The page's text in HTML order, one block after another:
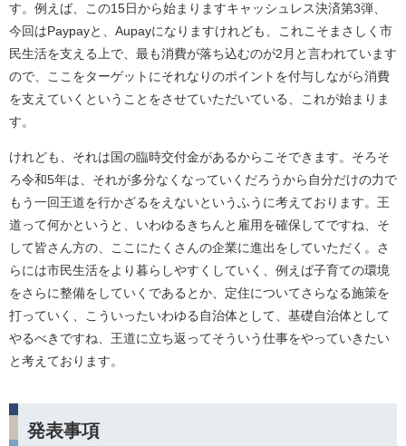
す。例えば、この15日から始まりますキャッシュレス決済第3弾、
今回はPaypayと、Aupayになりますけれども、これこそまさしく市
民生活を支える上で、最も消費が落ち込むのが2月と言われています
ので、ここをターゲットにそれなりのポイントを付与しながら消費
を支えていくということをさせていただいている、これが始まりま
す。
けれども、それは国の臨時交付金があるからこそできます。そろそ
ろ令和5年は、それが多分なくなっていくだろうから自分だけの力で
もう一回王道を行かざるをえないというふうに考えております。王
道って何かというと、いわゆるきちんと雇用を確保してですね、そ
して皆さん方の、ここにたくさんの企業に進出をしていただく。さ
らには市民生活をより暮らしやすくしていく、例えば子育ての環境
をさらに整備をしていくであるとか、定住についてさらなる施策を
打っていく、こういったいわゆる自治体として、基礎自治体として
やるべきですね、王道に立ち返ってそういう仕事をやっていきたい
と考えております。
発表事項